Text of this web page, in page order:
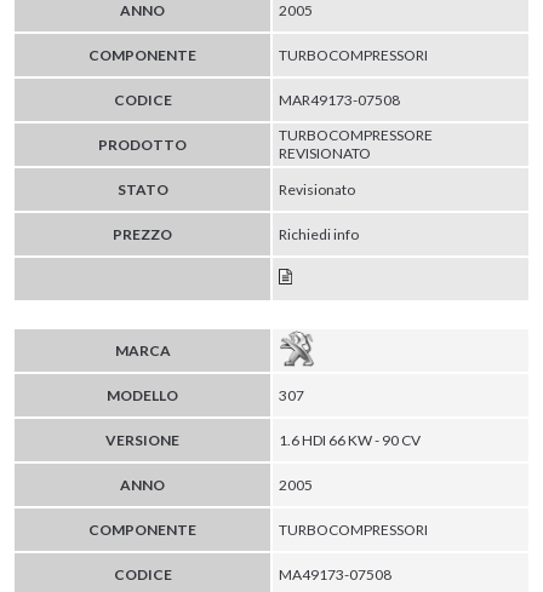
ANNO 2005
COMPONENTE TURBOCOMPRESSORI
CODICE MAR49173-07508
PRODOTTO
TURBOCOMPRESSORE
REVISIONATO
STATO
Revisionato
PREZZO Richiedi info
MARCA
MODELLO 307
VERSIONE 1.6 HDI 66 KW - 90 CV
ANNO 2005
COMPONENTE TURBOCOMPRESSORI
CODICE MA49173-07508